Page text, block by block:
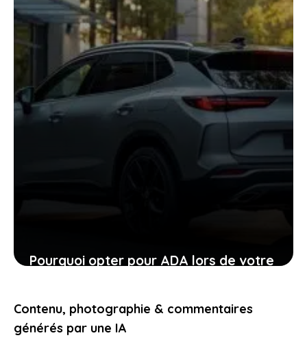
24 janvier 2026
Pourquoi opter pour ADA lors de votre
étape
24 janvier 2026
Contenu, photographie & commentaires
générés par une IA